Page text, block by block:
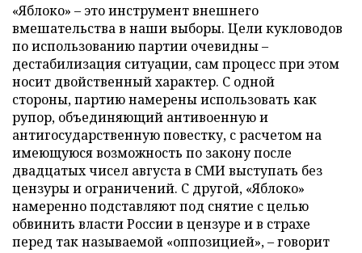
«Яблоко» – это инструмент внешнего
вмешательства в наши выборы. Цели кукловодов
по использованию партии очевидны –
дестабилизация ситуации, сам процесс при этом
носит двойственный характер. С одной
стороны, партию намерены использовать как
рупор, объединяющий антивоенную и
антигосударственную повестку, с расчетом на
имеющуюся возможность по закону после
двадцатых чисел августа в СМИ выступать без
цензуры и ограничений. С другой, «Яблоко»
намеренно подставляют под снятие с целью
обвинить власти России в цензуре и в страхе
перед так называемой «оппозицией», – говорит